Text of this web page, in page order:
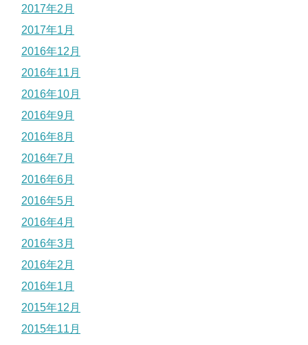
2017年2月
2017年1月
2016年12月
2016年11月
2016年10月
2016年9月
2016年8月
2016年7月
2016年6月
2016年5月
2016年4月
2016年3月
2016年2月
2016年1月
2015年12月
2015年11月